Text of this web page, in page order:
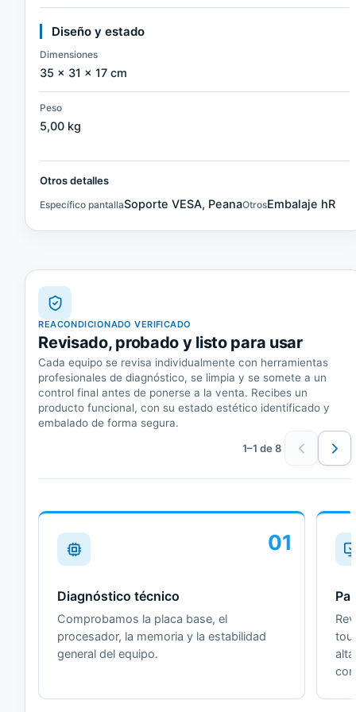
Diseño y estado
Dimensiones
35 × 31 × 17 cm
Peso
5,00 kg
Otros detalles
Específico pantallaSoporte VESA, PeanaOtrosEmbalaje hR
REACONDICIONADO VERIFICADO
Revisado, probado y listo para usar
Cada equipo se revisa individualmente con herramientas
profesionales de diagnóstico, se limpia y se somete a un
control final antes de ponerse a la venta. Recibes un
producto funcional, con su estado estético identificado y
embalado de forma segura.
1–1 de 8
01
Diagnóstico técnico
Comprobamos la placa base, el
procesador, la memoria y la estabilidad
general del equipo.